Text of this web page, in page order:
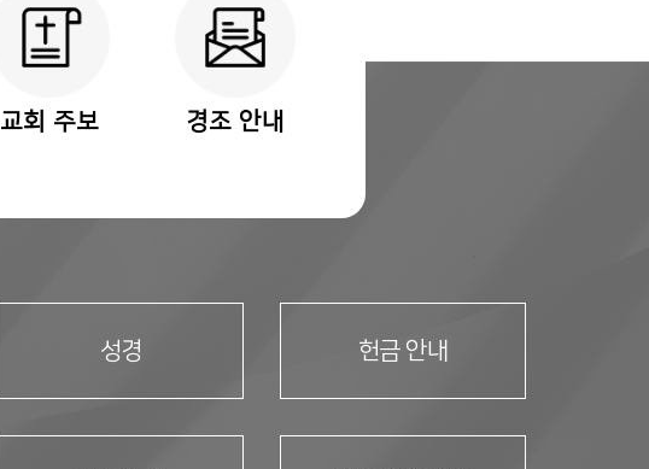
교회 주보 경조 안내
성경 헌금 안내